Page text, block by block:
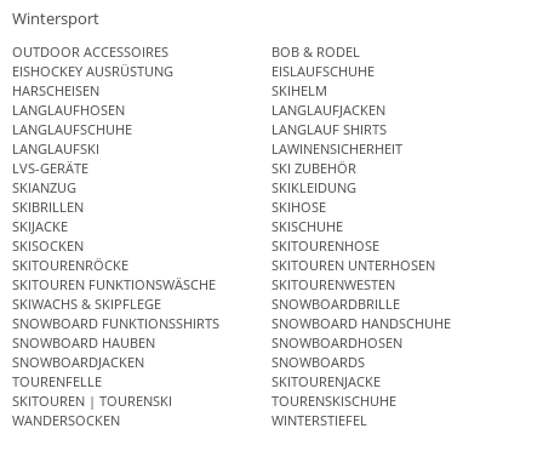
Wintersport
OUTDOOR ACCESSOIRES
BOB & RODEL
EISHOCKEY AUSRÜSTUNG
EISLAUFSCHUHE
HARSCHEISEN
SKIHELM
LANGLAUFHOSEN
LANGLAUFJACKEN
LANGLAUFSCHUHE
LANGLAUF SHIRTS
LANGLAUFSKI
LAWINENSICHERHEIT
LVS-GERÄTE
SKI ZUBEHÖR
SKIANZUG
SKIKLEIDUNG
SKIBRILLEN
SKIHOSE
SKIJACKE
SKISCHUHE
SKISOCKEN
SKITOURENHOSE
SKITOURENRÖCKE
SKITOUREN UNTERHOSEN
SKITOUREN FUNKTIONSWÄSCHE
SKITOURENWESTEN
SKIWACHS & SKIPFLEGE
SNOWBOARDBRILLE
SNOWBOARD FUNKTIONSSHIRTS
SNOWBOARD HANDSCHUHE
SNOWBOARD HAUBEN
SNOWBOARDHOSEN
SNOWBOARDJACKEN
SNOWBOARDS
TOURENFELLE
SKITOURENJACKE
SKITOUREN | TOURENSKI
TOURENSKISCHUHE
WANDERSOCKEN
WINTERSTIEFEL